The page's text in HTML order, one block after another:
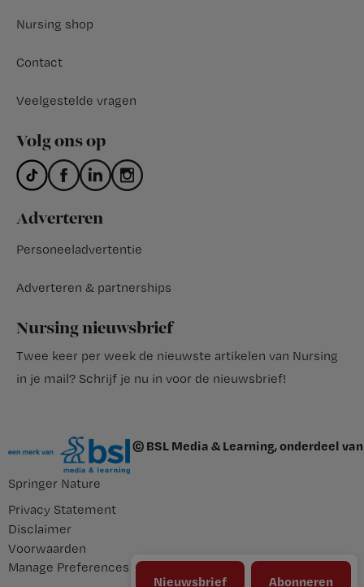
Nieuwsbrief Abonneren
Nursing shop
Contact
Veelgestelde vragen
Volg ons op
Adverteren
Personeeladvertentie
Adverteren & partnerships
Nursing nieuwsbrief
Twee keer per week de nieuwste artikelen van Nursing
in je mail? Schrijf je nu in voor de nieuwsbrief!
© BSL Media & Learning, onderdeel van
Springer Nature
Privacy Statement
Disclaimer
Voorwaarden
Manage Preferences